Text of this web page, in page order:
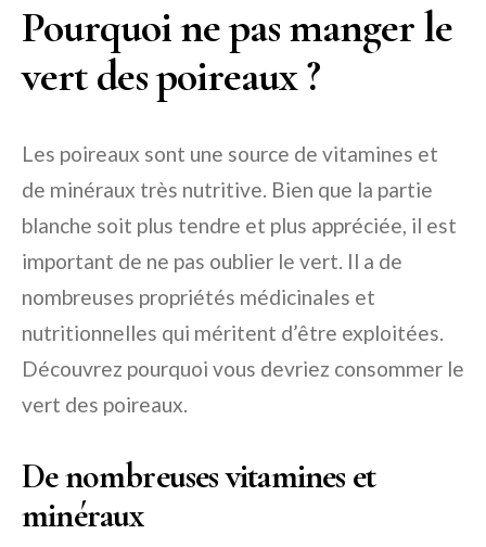
Pourquoi ne pas manger le
vert des poireaux ?
Les poireaux sont une source de vitamines et
de minéraux très nutritive. Bien que la partie
blanche soit plus tendre et plus appréciée, il est
important de ne pas oublier le vert. Il a de
nombreuses propriétés médicinales et
nutritionnelles qui méritent d’être exploitées.
Découvrez pourquoi vous devriez consommer le
vert des poireaux.
De nombreuses vitamines et
minéraux